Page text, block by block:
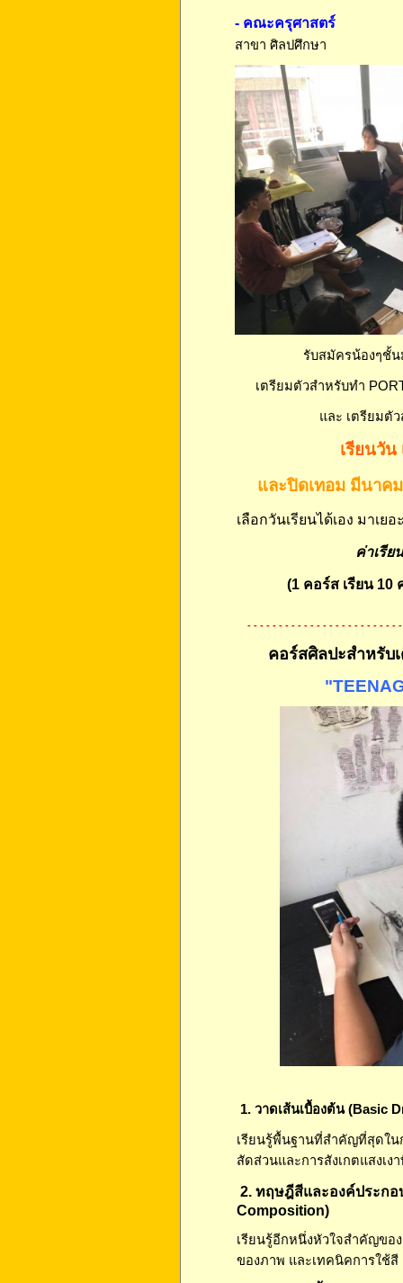
- คณะครุศาสตร์
สาขา ศิลปศึกษา
รับสมัครน้องๆชั้
เตรียมตัวสำหรับทำ
และ เตรียมตั
เรียนวัน
และปิดเทอม มีนาค
เลือกวันเรียนได้เอง มาเ
ค่าเรีย
(1 คอร์ส เรียน 10
- - - - - - - - - - - - - - - - - - - - - - - -
คอร์สศิลปะสำหรับ
1. วาดเส้นเบื้องต้น (Basic
เรียนรู้พื้นฐานที่สำคัญที่สุดใน
สัดส่วนและการสังเกตแสงเง
2. ทฤษฎีสีและองค์ประกอ
Composition)
เรียนรู้อีกหนึ่งหัวใจสำคัญขอ
ของภาพ และเทคนิคการใช้สี